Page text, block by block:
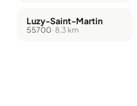
Luzy-Saint-Martin
55700· 8,3 km